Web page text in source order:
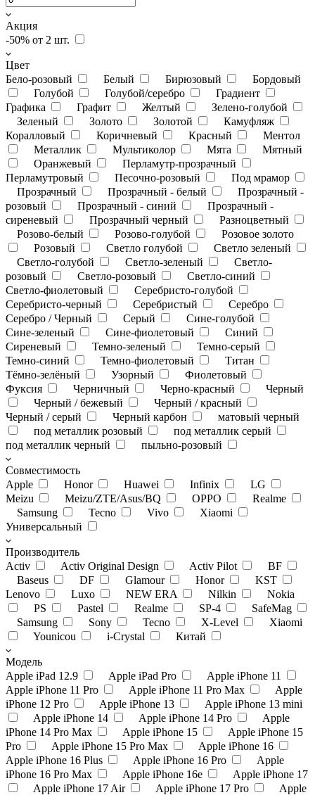
Акция
-50% от 2 шт.
Цвет
Бело-розовый
Белый Бирюзовый
Бордовый
Голубой
Голубой/серебро
Градиент
Графика
Графит Желтый
Зелено-голубой
Зеленый
Золото Золотой
Камуфляж
Коралловый
Коричневый Красный
Ментол
Металлик
Мультиколор Мята
Мятный
Оранжевый
Перламутр-прозрачный
Перламутровый
Песочно-розовый
Под мрамор
Прозрачный
Прозрачный - белый
Прозрачный -
розовый
Прозрачный - синий
Прозрачный -
сиреневый
Прозрачный черный
Разноцветный
Розово-белый
Розово-голубой
Розовое золото
Розовый
Светло голубой
Светло зеленый
Светло-голубой
Светло-зеленый
Светло-
розовый
Светло-розовый
Светло-синий
Светло-фиолетовый
Серебристо-голубой
Серебристо-черный
Серебристый
Серебро
Серебро / Черный
Серый
Сине-голубой
Сине-зеленый
Сине-фиолетовый
Синий
Сиреневый
Темно-зеленый
Темно-серый
Темно-синий
Темно-фиолетовый
Титан
Тёмно-зелёный
Узорный
Фиолетовый
Фуксия
Черничный Черно-красный
Черный
Черный / бежевый
Черный / красный
Черный / серый
Черный карбон
матовый черный
под металлик розовый
под металлик серый
под металлик черный
пыльно-розовый
Совместимость
Apple
Honor Huawei Infinix
LG
Meizu
Meizu/ZTE/Asus/BQ OPPO
Realme
Samsung
Tecno Vivo
Xiaomi
Универсальный
Производитель
Activ
Activ Original Design Activ Pilot
BF
Baseus
DF Glamour Honor
KST
Lenovo
Luxo NEW ERA Nilkin
Nokia
PS
Pastel Realme SP-4
SafeMag
Samsung
Sony Tecno X-Level
Xiaomi
Younicou
i-Crystal Китай
Модель
Apple iPad 12.9
Apple iPad Pro
Apple iPhone 11
Apple iPhone 11 Pro
Apple iPhone 11 Pro Max
Apple
iPhone 12 Pro
Apple iPhone 13
Apple iPhone 13 mini
Apple iPhone 14
Apple iPhone 14 Pro
Apple
iPhone 14 Pro Max
Apple iPhone 15
Apple iPhone 15
Pro
Apple iPhone 15 Pro Max
Apple iPhone 16
Apple iPhone 16 Plus
Apple iPhone 16 Pro
Apple
iPhone 16 Pro Max
Apple iPhone 16e
Apple iPhone 17
Apple iPhone 17 Air
Apple iPhone 17 Pro
Apple